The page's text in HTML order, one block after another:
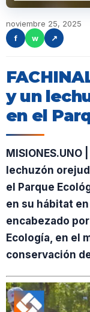
noviembre 25, 2025
f
w ↗
y un
en el
lechuzón
el Parque
en su hábitat
encabezado
Ecología, en el
conservación